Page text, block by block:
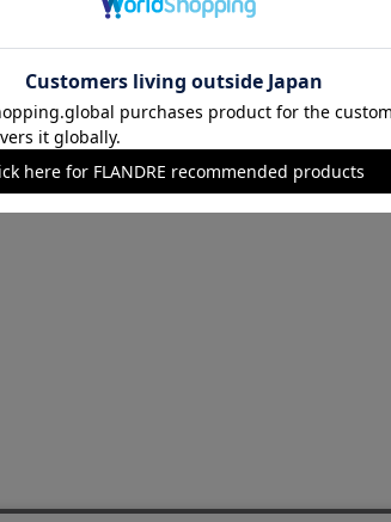
ボルドー
￥20,900 (税込)
40(フリー) 在庫なし